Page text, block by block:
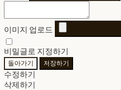
이미지 업로드
비밀글로 지정하기
돌아가기 저장하기
수정하기
삭제하기